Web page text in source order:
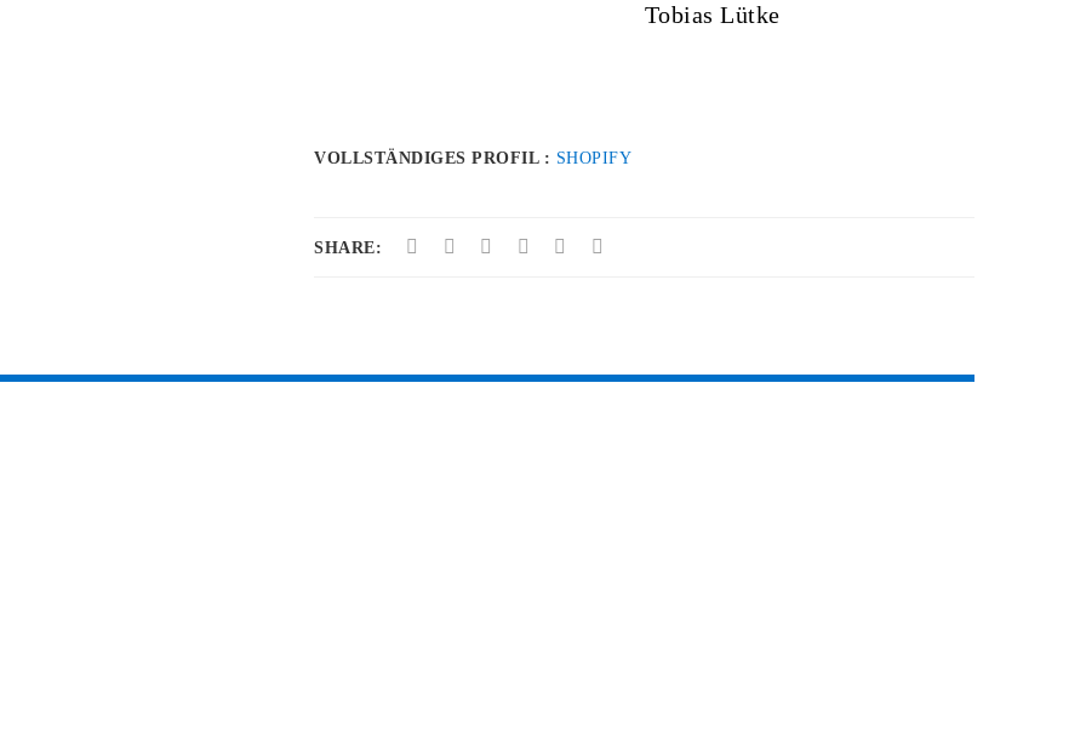
Tobias Lütke
VOLLSTÄNDIGES PROFIL : SHOPIFY
SHARE: